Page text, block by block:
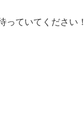
っていてください！